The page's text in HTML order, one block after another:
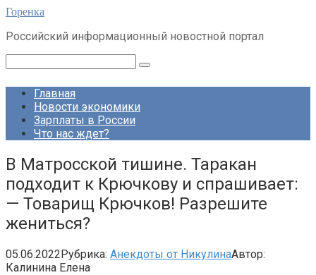
Перейти
контенту
Горенка
Российский информационный новостной портал
Главная
Новости экономики
Зарплаты в России
Что нас ждет?
В Матросской тишине. Таракан
подходит к Крючкову и спрашивает:
— Товарищ Крючков! Разрешите
жениться?
05.06.2022Рубрика: Анекдоты от НикулинаАвтор:
Калинина Елена